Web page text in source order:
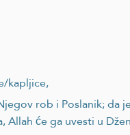
kapljice,
rob i Poslanik; da
će ga uvesti u